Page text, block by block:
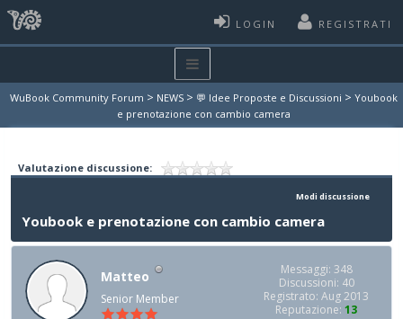
LOGIN REGISTRATI
WuBook Community Forum > NEWS > 💬 Idee Proposte e Discussioni > Youbook
e prenotazione con cambio camera
Valutazione discussione:
Modi discussione
Youbook e prenotazione con cambio camera
Matteo
Senior Member
Messaggi: 348
Discussioni: 40
Registrato: Aug 2013
Reputazione: 13